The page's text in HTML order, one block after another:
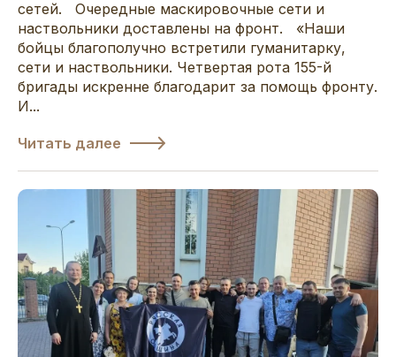
сетей. Очередные маскировочные сети и
наствольники доставлены на фронт. «Наши
бойцы благополучно встретили гуманитарку,
сети и наствольники. Четвертая рота 155-й
бригады искренне благодарит за помощь фронту.
И...
Читать далее